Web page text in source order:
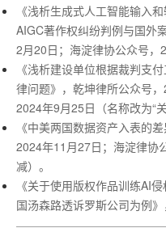
《浅析生成式人工智能输入
AIGC著作权纠纷判例与国外
2月20日；海淀律协公众号，
《浅析建设单位根据裁判支
律问题》，乾坤律所公众号，
2024年9月25日（名称改为“
《中美两国数据资产入表的
2024年11月27日；海淀律协
减）。
《关于使用版权作品训练AI
国汤森路透诉罗斯公司为例